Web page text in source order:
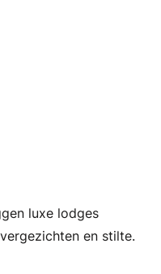
luxe lodges
en stilte.